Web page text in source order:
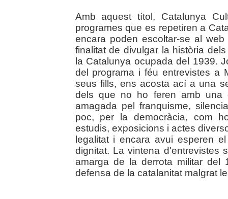
Amb aquest títol, Catalunya
programes que es repetiren a
encara poden escoltar-se al
finalitat de divulgar la història
la Catalunya ocupada del 1939.
del programa i féu entrevistes a
seus fills, ens acosta ací a una
dels que no ho feren amb una
amagada pel franquisme,
poc, per la democràcia, com
estudis, exposicions i actes
legalitat i encara avui esperen
dignitat. La vintena d'entrevistes
amarga de la derrota militar del
defensa de la catalanitat malgrat